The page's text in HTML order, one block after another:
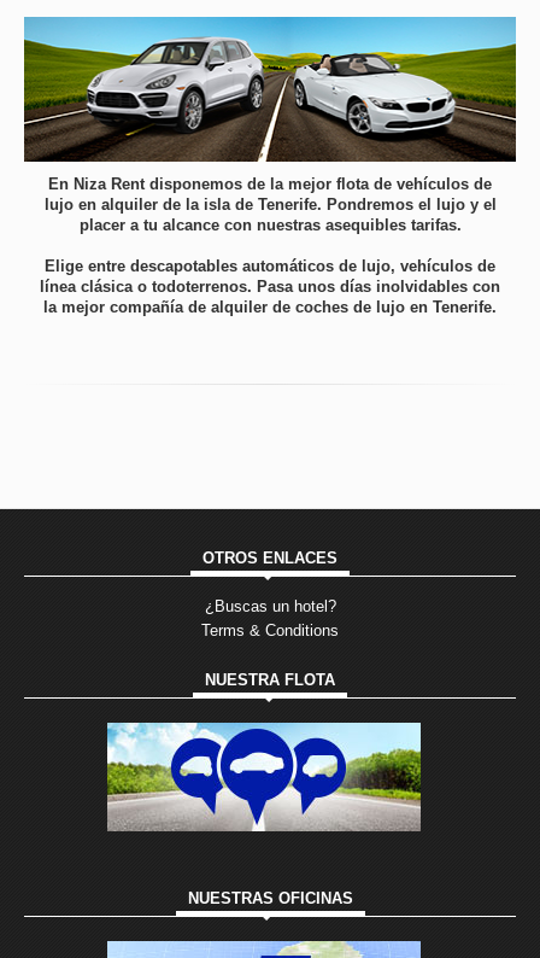
En Niza Rent disponemos de la mejor flota de vehículos de
lujo en alquiler de la isla de Tenerife. Pondremos el lujo y el
placer a tu alcance con nuestras asequibles tarifas.
Elige entre descapotables automáticos de lujo, vehículos de
línea clásica o todoterrenos. Pasa unos días inolvidables con
la mejor compañía de alquiler de coches de lujo en Tenerife.
OTROS ENLACES
¿Buscas un hotel?
Terms & Conditions
NUESTRA FLOTA
NUESTRAS OFICINAS